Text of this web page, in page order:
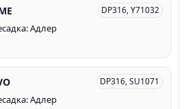
DP316, Y71032
Адлер
DP316, SU1071
Адлер